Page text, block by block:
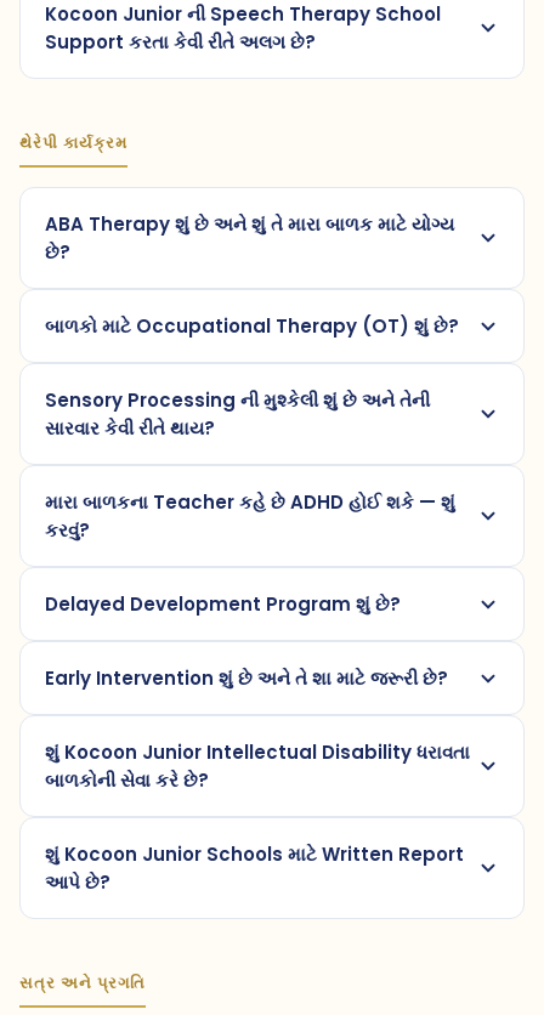
Kocoon Junior ની Speech Therapy School
Support કરતા કેવી રીતે અલગ છે?
થેરેપી કાર્યક્રમ
ABA Therapy શું છે અને શું તે મારા બાળક માટે યોગ્ય
છે?
બાળકો માટે Occupational Therapy (OT) શું છે?
Sensory Processing ની મુશ્કેલી શું છે અને તેની
સારવાર કેવી રીતે થાય?
મારા બાળકના Teacher કહે છે ADHD હોઈ શકે — શું
કરવું?
Delayed Development Program શું છે?
Early Intervention શું છે અને તે શા માટે જરૂરી છે?
શું Kocoon Junior Intellectual Disability ધરાવતા
બાળકોની સેવા કરે છે?
શું Kocoon Junior Schools માટે Written Report
આપે છે?
સત્ર અને પ્રગતિ